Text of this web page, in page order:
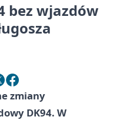
bez wjazdów
zmiany
DK94. W